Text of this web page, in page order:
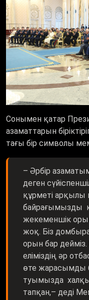
Сонымен қатар
азаматтарын
тағы бір символы
– Әрбір
деген
құрметі арқылы
байрағымызды
жекеменшік
жоқ. Біз
орын бар
еліміздің әр
өте жарасымды
туымызда
тапқан,– деді